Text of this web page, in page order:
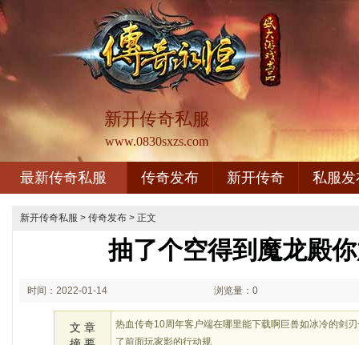
新开传奇私服
www.0830sxzs.com
最新传奇私服 传奇发布 新开传奇 私服发
新开传奇私服 > 传奇发布 > 正文
抽了个空得到魔龙殿
时间：2022-01-14 浏览量：0
文 章
热血传奇10周年客户端在哪里能下载啊巨兽如冰冷的剑
了前面玩家影的行动规